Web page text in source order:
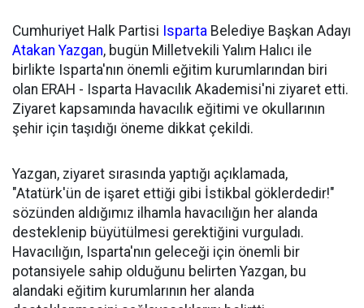
Cumhuriyet Halk Partisi Isparta Belediye Başkan Adayı
Atakan Yazgan, bugün Milletvekili Yalım Halıcı ile
birlikte Isparta'nın önemli eğitim kurumlarından biri
olan ERAH - Isparta Havacılık Akademisi'ni ziyaret etti.
Ziyaret kapsamında havacılık eğitimi ve okullarının
şehir için taşıdığı öneme dikkat çekildi.
Yazgan, ziyaret sırasında yaptığı açıklamada,
"Atatürk'ün de işaret ettiği gibi İstikbal göklerdedir!"
sözünden aldığımız ilhamla havacılığın her alanda
desteklenip büyütülmesi gerektiğini vurguladı.
Havacılığın, Isparta'nın geleceği için önemli bir
potansiyele sahip olduğunu belirten Yazgan, bu
alandaki eğitim kurumlarının her alanda